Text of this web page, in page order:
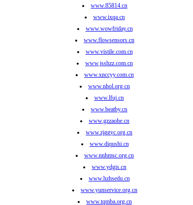
www.85814.cn
www.ixqa.cn
www.wowfriday.cn
www.flowsensors.cn
www.vistile.com.cn
www.jsshzz.com.cn
www.xnccyy.com.cn
www.nhol.org.cn
www.lfuj.cn
www.beatby.cn
www.gzzaohe.cn
www.zjggyc.org.cn
www.diqushi.cn
www.nnhmsc.org.cn
www.ydgis.cn
www.hzhsedu.cn
www.yunservice.org.cn
www.tqmba.org.cn